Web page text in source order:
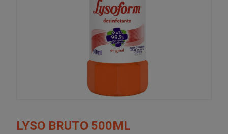
LYSO BRUTO 500ML